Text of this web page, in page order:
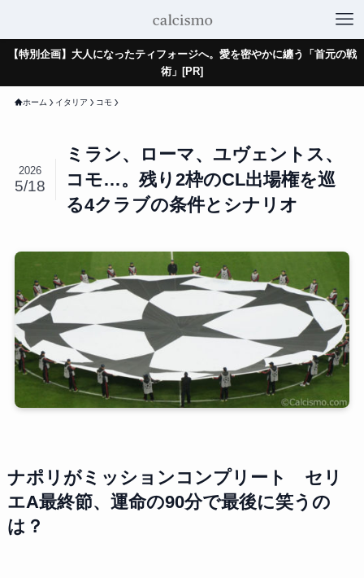
【特別企画】大人になったティフォージへ。愛を密やかに纏う「首元の戦
術」[PR]
ホーム イタリア コモ
ミラン、ローマ、ユヴェントス、
コモ…。残り2枠のCL出場権を巡
る4クラブの条件とシナリオ
2026
5/18
ナポリがミッションコンプリート セリ
エA最終節、運命の90分で最後に笑うの
は？